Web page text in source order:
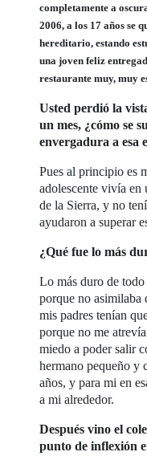
completamente a
2006, a los 17 años se
hereditario, estando
una joven feliz
restaurante muy, muy
Usted perdió la
un mes, ¿cómo se
envergadura a esa
Pues al principio es
adolescente vivía
de la Sierra, y no
ayudaron a superar
¿Qué fue lo más
Lo más duro de todo
porque no asimilaba
mis padres tenían
porque no me
miedo a poder salir
hermano pequeño y
años, y para mi en
a mi alrededor.
Después vino el
punto de inflexión